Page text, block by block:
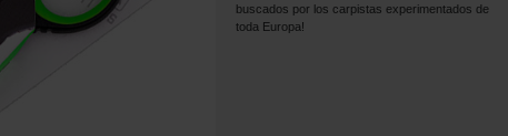
buscados por los carpistas experimentados de
toda Europa!